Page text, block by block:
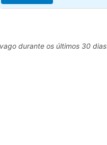
durante os últimos 30 dias